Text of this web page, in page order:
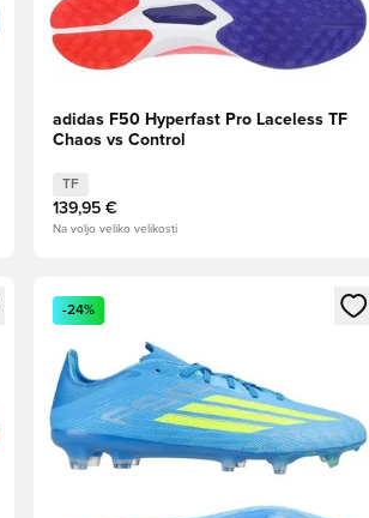
adidas F50 Hyperfast Pro Laceless TF
Chaos vs Control
TF
139,95 €
Na voljo veliko velikosti
Odpre Modal za prijavo ali vpis kot član
-24%